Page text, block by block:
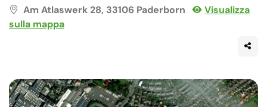
Am Atlaswerk 28, 33106 Paderborn
Visualizza
sulla mappa